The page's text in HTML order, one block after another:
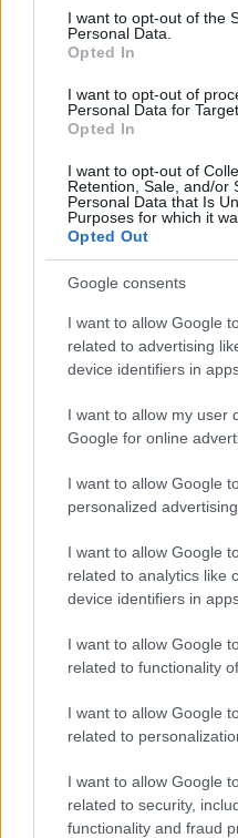
consent section.
I want to opt-out of the
Personal Data.
Opted In
I want to opt-out of
Personal Data for
Opted In
I want to opt-out of
Retention, Sale, and/or
Personal Data that Is
Purposes for which it
Opted Out
Google consents
I want to allow Google
related to advertising
device identifiers in
I want to allow my user
Google for online
I want to allow Google
personalized advertising.
I want to allow Google
related to analytics like
device identifiers in
I want to allow Google
related to functionality
I want to allow Google
related to
I want to allow Google
related to security,
functionality and fraud
AJÁNLJUK MÉG
Megérkezett az eső a
Országos hírek
Amire többmillióan
Országos hírek